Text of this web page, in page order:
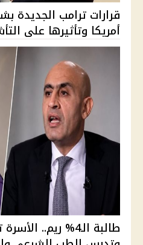
قرارات ترامب الجديدة
أمريكا وتأثيرها على
طالبة الـ4% ريم..